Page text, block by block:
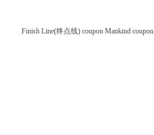
Finish Line(终点线) coupon Mankind coupon